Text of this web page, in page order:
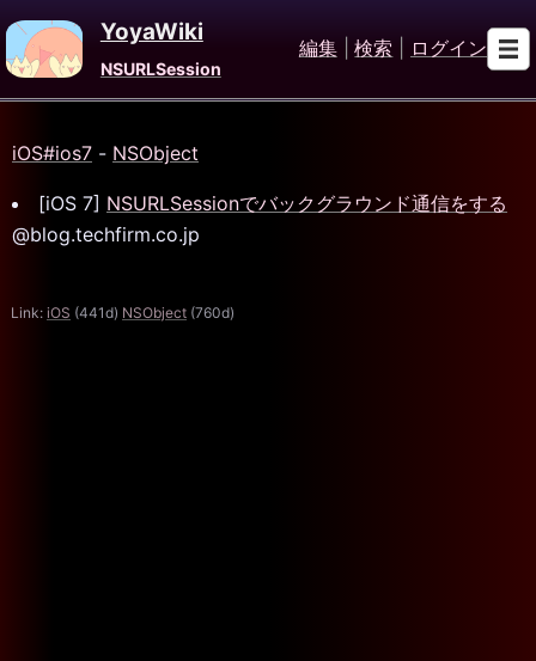
YoyaWiki
NSURLSession
編集 検索 ログイン
iOS#ios7 - NSObject
[iOS 7] NSURLSessionでバックグラウンド通信をする
@blog.techfirm.co.jp
Link: iOS (441d) NSObject (760d)